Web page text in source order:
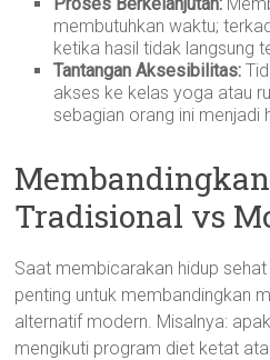
membutuhkan waktu;
ketika hasil tidak langsung
Tantangan Aksesibilitas:
akses ke kelas yoga atau
sebagian orang ini menjadi
Tradisional vs
Saat membicarakan hidup
penting untuk membandingkan
alternatif modern. Misalnya:
mengikuti program diet ketat